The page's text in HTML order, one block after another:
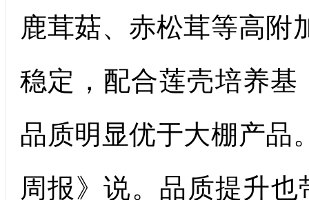
鹿茸菇、赤松茸等高附
稳定，配合莲壳培养
品质明显优于大棚产品
周报》说。品质提升